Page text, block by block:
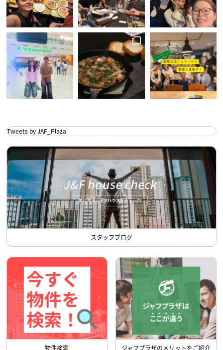
Tweets by JAF_Plaza
スタッフブログ
物件検索 ジャフプラザのメリットをご紹介